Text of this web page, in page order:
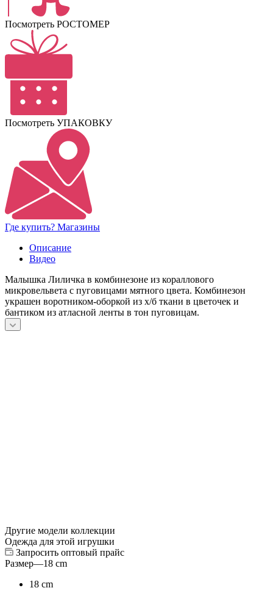
Посмотреть РОСТОМЕР
Посмотреть УПАКОВКУ
Где купить? Магазины
Описание
Видео
Малышка Лиличка в комбинезоне из кораллового
микровельвета с пуговицами мятного цвета. Комбинезон
украшен воротником-оборкой из х/б ткани в цветочек и
бантиком из атласной ленты в тон пуговицам.
Другие модели коллекции
Одежда для этой игрушки
Запросить оптовый прайс
Размер—18 cm
18 cm